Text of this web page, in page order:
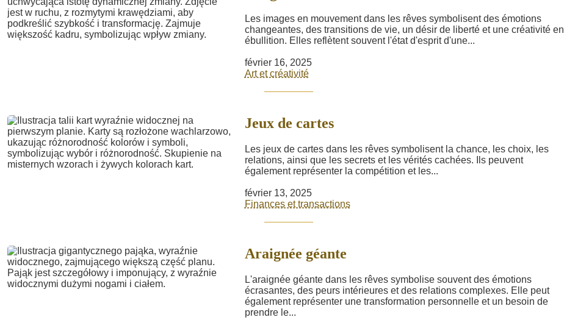
Les images en mouvement dans les rêves symbolisent des émotions
changeantes, des transitions de vie, un désir de liberté et une créativité en
ébullition. Elles reflètent souvent l'état d'esprit d'une...
février 16, 2025
Art et créativité
Jeux de cartes
Les jeux de cartes dans les rêves symbolisent la chance, les choix, les
relations, ainsi que les secrets et les vérités cachées. Ils peuvent
également représenter la compétition et les...
février 13, 2025
Finances et transactions
Araignée géante
L'araignée géante dans les rêves symbolise souvent des émotions
écrasantes, des peurs intérieures et des relations complexes. Elle peut
également représenter une transformation personnelle et un besoin de
prendre le...